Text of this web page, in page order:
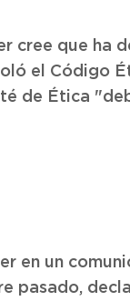
cree que ha
el Código
de Ética
en un
pasado,